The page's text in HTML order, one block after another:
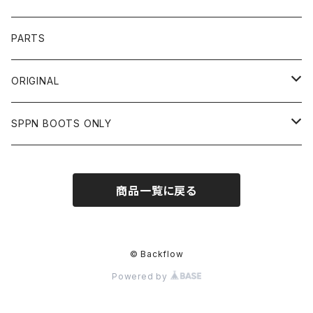
SHIRTS
OTHER
SHIRTS
TOYS McCOY
OTHER
TOPS
VIN&AGE
WEAR
HARLEY DAVIDSON
ROUGH TAIL
リード工業
NAPA
DIN MARKET
DIN MARKET
STREAM TRAIL
BAG
HTC
SLOW WEAR LION
STANCE
PARTS
ORIGINAL
TOPS
SPPN BOOTS ONLY
ACCESSORIES
商品一覧に戻る
© Backflow
Powered by